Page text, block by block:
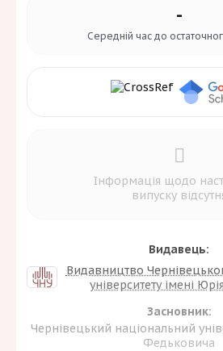
Видавець:
Видавництво
університету імені
Засновник:
Чернівецький національний
Федьковича
-
Середній час до
Інформація щодо
випуску